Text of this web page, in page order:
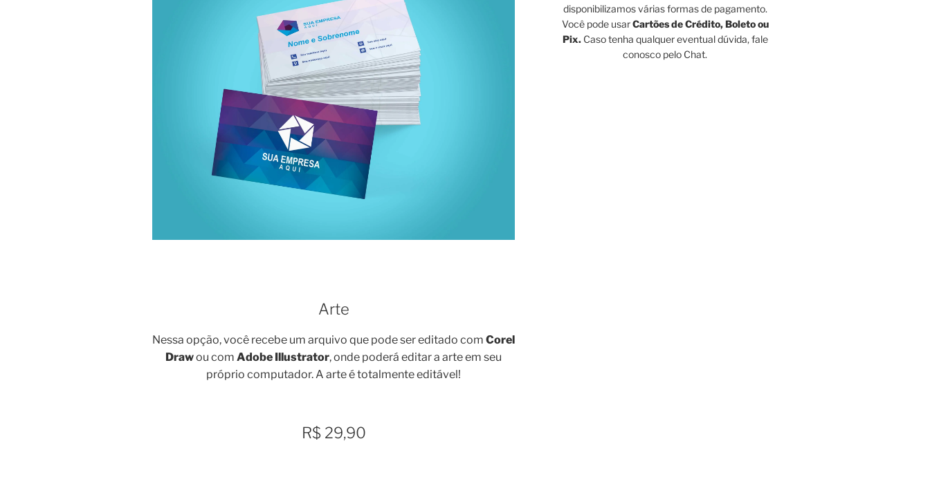
Arte
Nessa opção, você recebe um arquivo que pode ser editado comCorel
Drawou comAdobe Illustrator, onde poderá editar a arte em seu
próprio computador. A arte é totalmente editável!
R$ 29,90
disponibilizamos várias formas de pagamento.
Você pode usarCartões de Crédito, Boleto ou
Pix.Caso tenha qualquer eventual dúvida, fale
conosco pelo Chat.